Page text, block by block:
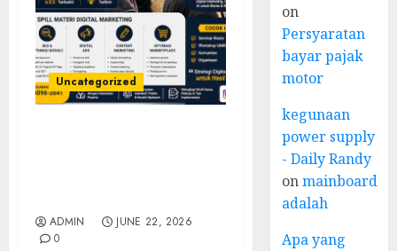
Uncategorized
ADMIN
JUNE 22, 2026
0
on
Persyaratan
bayar pajak
motor
kegunaan
power supply
- Daily Randy
onmainboard
adalah
Apa yang